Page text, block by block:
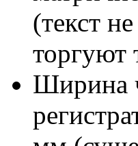
(текст
торгуют
Ширина